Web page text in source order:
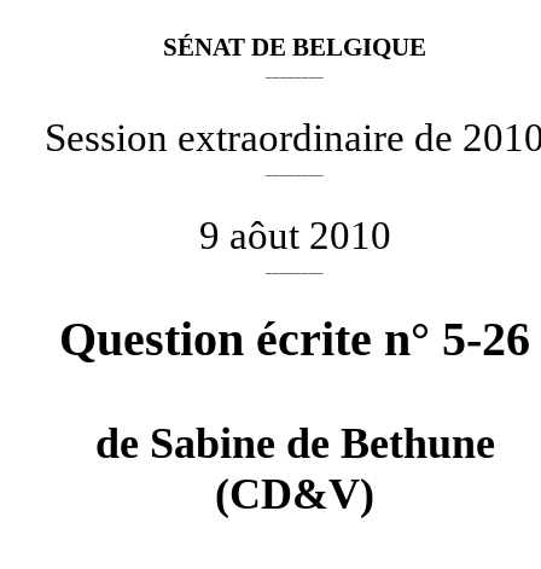
SÉNAT DE BELGIQUE
Session extraordinaire de
9 aôut 2010
Question écrite n° 5-26
de Sabine de Bethune
(CD&V)